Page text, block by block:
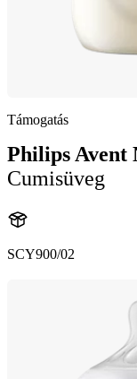
Támogatás
Philips Avent
Cumisüveg
SCY900/02